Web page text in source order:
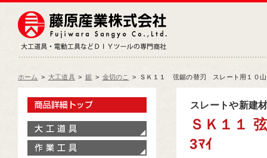
ホーム > 大工道具 > 鋸 > 金切のこ > ＳＫ１１ 弦鋸の替刃 スレート用１０
スレートや新建
ＳＫ１１
3ﾏｲ
製品情報トップ